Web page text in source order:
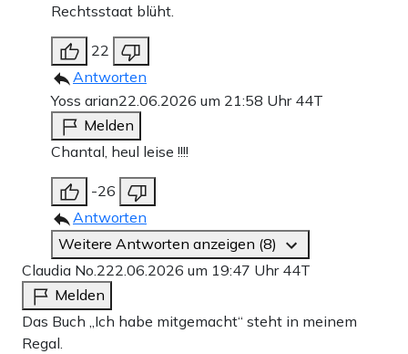
Rechtsstaat blüht.
22
Antworten
Yoss arian22.06.2026 um 21:58 Uhr 44T
Melden
Chantal, heul leise !!!!
-26
Antworten
Weitere Antworten anzeigen (8)
Claudia No.222.06.2026 um 19:47 Uhr 44T
Melden
Das Buch „Ich habe mitgemacht“ steht in meinem
Regal.